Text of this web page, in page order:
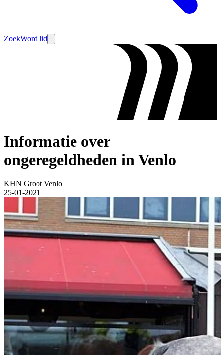
ZoekWord lid
Informatie over
ongeregeldheden in Venlo
KHN Groot Venlo
25-01-2021